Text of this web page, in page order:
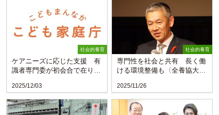
社会的養育
ケアニーズに応じた支援 有
識者専門委が初会合で在り方
2025/12/03
社会的養育
専門性を社会と共有 長く働
ける環境整備も〈全養協大
2025/11/26